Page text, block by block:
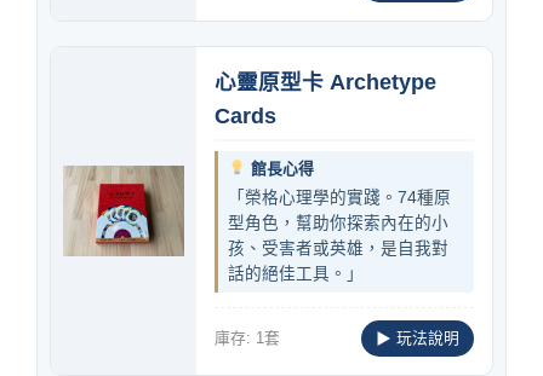
心靈原型卡 Archetype
Cards
館長心得
「榮格心理學的實踐。74種原
型角色，幫助你探索內在的小
孩、受害者或英雄，是自我對
話的絕佳工具。」
庫存: 1套 ▶ 玩法說明